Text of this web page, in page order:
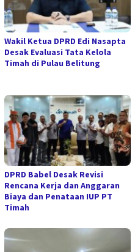
Wakil Ketua DPRD Edi Nasapta
Desak Evaluasi Tata Kelola
Timah di Pulau Belitung
DPRD Babel Desak Revisi
Rencana Kerja dan Anggaran
Biaya dan Penataan IUP PT
Timah